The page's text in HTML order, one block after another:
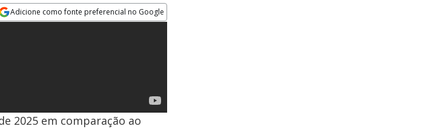
Adicione como fonte preferencial no Google
2025 em comparação ao